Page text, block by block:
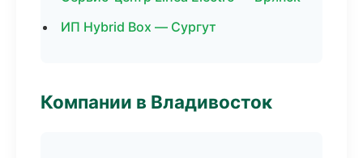
ИП Hybrid Box — Сургут
Компании в Владивосток